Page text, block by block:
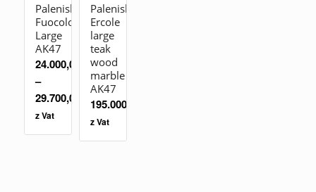
Palenisko
Fuocolo
Large
AK47
24.000,00
–
29.700,00
z Vat
Palenisko
Ercole
large
teak
wood
marble
AK47
195.000,00
z Vat